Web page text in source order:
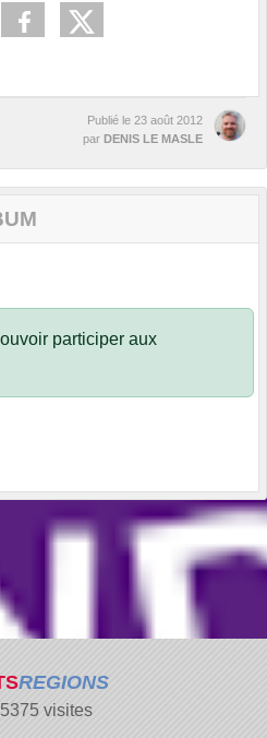
Publié le 23 août 2012
par DENIS LE MASLE
participer aux
REGIONS
visites